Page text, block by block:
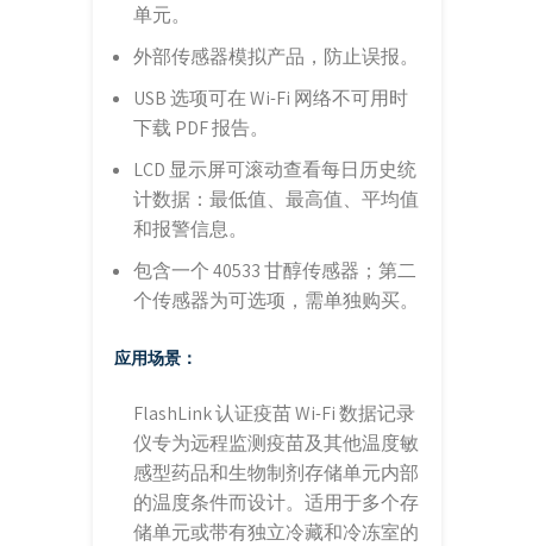
单元。
外部传感器模拟产品，防止误报。
USB 选项可在 Wi-Fi 网络不可用时
下载 PDF 报告。
LCD 显示屏可滚动查看每日历史统
计数据：最低值、最高值、平均值
和报警信息。
包含一个 40533 甘醇传感器；第二
个传感器为可选项，需单独购买。
应用场景：
FlashLink 认证疫苗 Wi-Fi 数据记录
仪专为远程监测疫苗及其他温度敏
感型药品和生物制剂存储单元内部
的温度条件而设计。适用于多个存
储单元或带有独立冷藏和冷冻室的